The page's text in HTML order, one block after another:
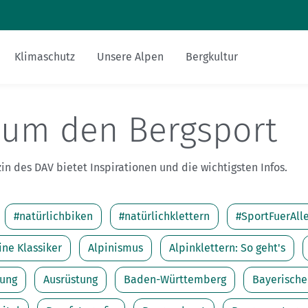
Sicher am Berg
Fitness und Gesundheit
Touren-Tipps
Hüttentipp
Klimaschutz
Nachhaltigkeit
Unsere Alpen
Bergsteigerdörfer
Bergkultur
Miteinander
Gesucht-Gefunden
alpenvereinaktiv.com
Krisenintervention
Versicherungen
den Bergsport
des DAV bietet Inspirationen und die wichtigsten Infos.
#natürlichbiken #natürlichklettern #SportFuerAlle
Klassiker Alpinismus Alpinklettern: So geht's
Ausrüstung Baden-Württemberg